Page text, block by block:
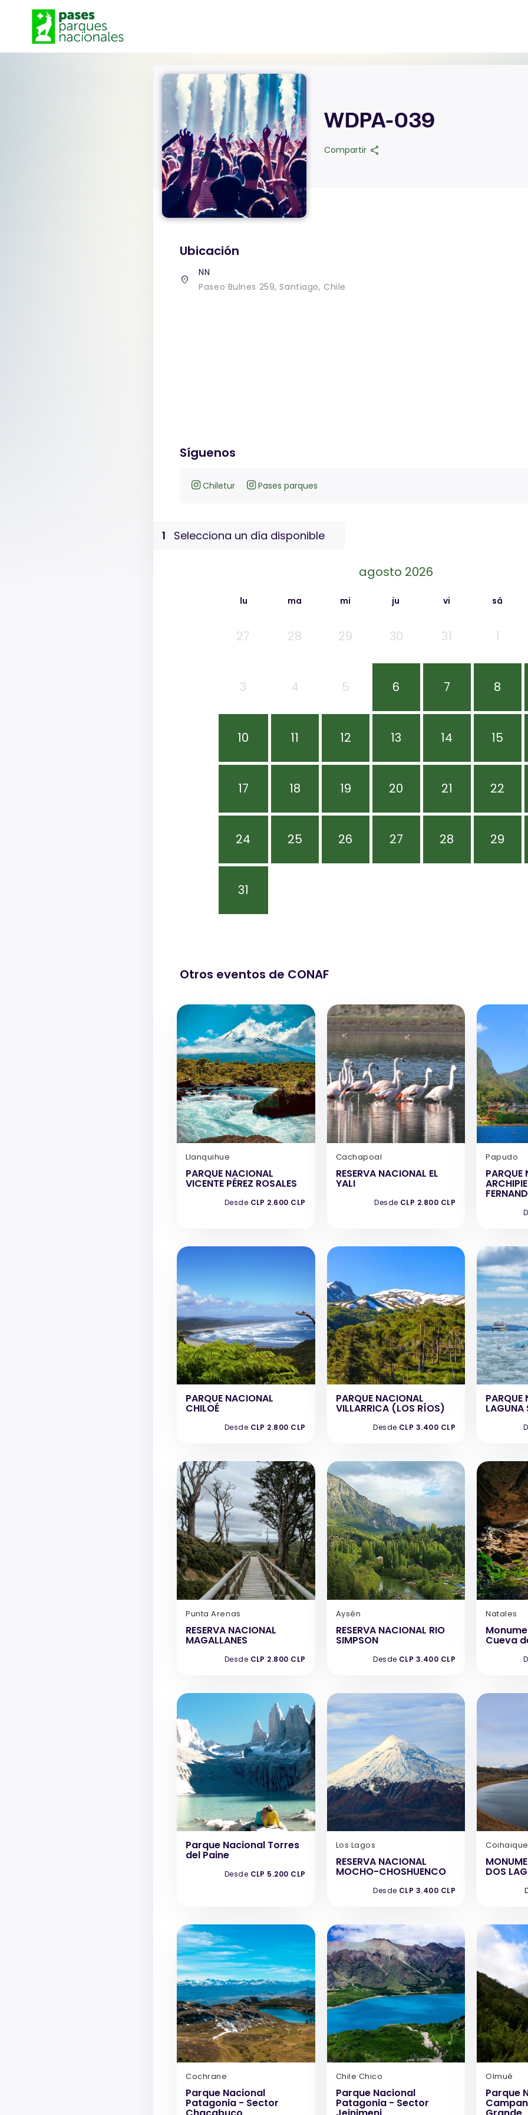
WDPA-039
Compartir share
Ubicación
place
NN
Paseo Bulnes 259, Santiago, Chile
Síguenos
Chiletur Pases parques
Selecciona un día disponible
1
agosto 2026
lu ma mi ju vi sá
27 28 29 30 31 1
3 4 5 6 7 8
10 11 12 13 14 15
17 18 19 20 21 22
24 25 26 27 28 29
31
Otros eventos de CONAF
Llanquihue
PARQUE NACIONAL
VICENTE PÉREZ ROSALES
Desde CLP 2.600 CLP
Cachapoal
RESERVA NACIONAL EL
YALI
Desde CLP 2.800 CLP
Papudo
PARQUE
PARQUE NACIONAL
CHILOÉ
Desde CLP 2.800 CLP
PARQUE NACIONAL
VILLARRICA (LOS RÍOS)
Desde CLP 3.400 CLP
PARQUE
LAGUNA
Punta Arenas
RESERVA NACIONAL
MAGALLANES
Desde CLP 2.800 CLP
Aysén
RESERVA NACIONAL RIO
SIMPSON
Desde CLP 3.400 CLP
Natales
Cueva
Parque Nacional Torres
del Paine
Desde CLP 5.200 CLP
Los Lagos
RESERVA NACIONAL
MOCHO-CHOSHUENCO
Desde CLP 3.400 CLP
Coihaique
DOS
Cochrane
Parque Nacional
Patagonia - Sector
Chile Chico
Parque Nacional
Patagonia - Sector
Olmué
Parque